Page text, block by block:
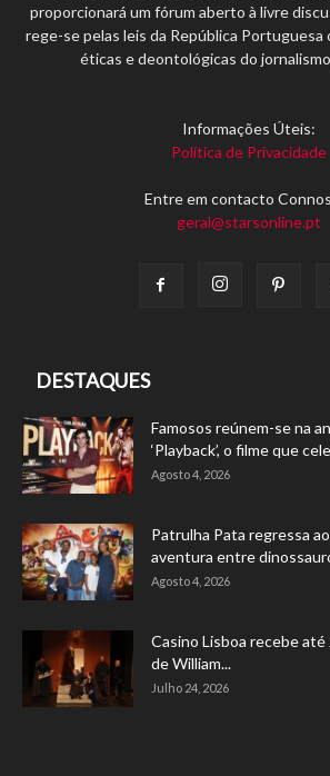
proporcionará um fórum aberto à livre
rege-se pelas leis da República Portuguesa
éticas e deontológicas do
Informações Úteis:
Política de Privacidade
Entre em contacto
geral@starsonline.pt
DESTAQUES
Famosos reúnem-se na
‘Playback’, o filme que
Agosto 4, 2026
Patrulha Pata regressa
aventura entre
Agosto 4, 2026
Casino Lisboa recebe até
de William...
Julho 24, 2026